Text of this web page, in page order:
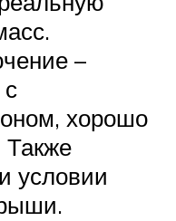
–
хорошо
условии